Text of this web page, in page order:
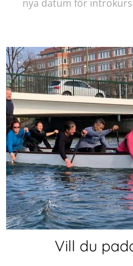
nya datum för
Vill du